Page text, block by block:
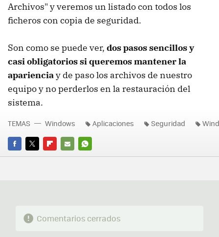
Archivos" y veremos un listado con todos los
ficheros con copia de seguridad.
Son como se puede ver, dos pasos sencillos y
casi obligatorios si queremos mantener la
aparienciay de paso los archivos de nuestro
equipo y no perderlos en la restauración del
sistema.
FACEBOOK
TWITTERFLIPBOARD
E-
WHATSAPP
TEMAS Windows Aplicaciones Seguridad
Comentarios cerrados